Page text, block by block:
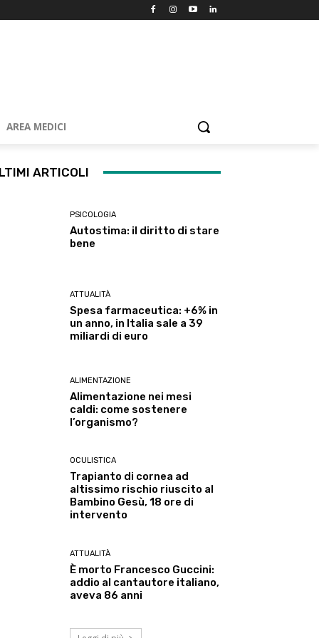
AREA MEDICI
ARTICOLI
PSICOLOGIA
Autostima: il diritto di stare
bene
ATTUALITÀ
Spesa farmaceutica: +6% in
un anno, in Italia sale a 39
miliardi di euro
ALIMENTAZIONE
Alimentazione nei mesi
caldi: come sostenere
l’organismo?
OCULISTICA
Trapianto di cornea ad
altissimo rischio riuscito al
Bambino Gesù, 18 ore di
intervento
ATTUALITÀ
È morto Francesco Guccini:
addio al cantautore italiano,
aveva 86 anni